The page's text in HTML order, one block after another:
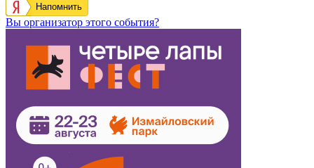
Напомнить
Вы организатор этого события?